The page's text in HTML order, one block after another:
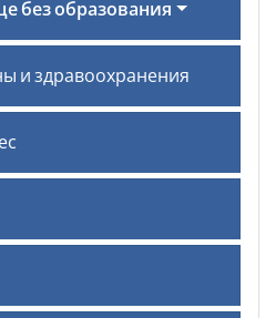
без образования
и здравоохранения